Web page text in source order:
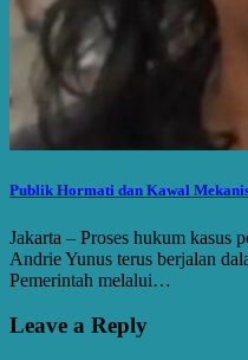
Publik Hormati dan Kawal
Jakarta – Proses hukum kasus
Andrie Yunus terus berjalan
Pemerintah melalui…
Leave a Reply